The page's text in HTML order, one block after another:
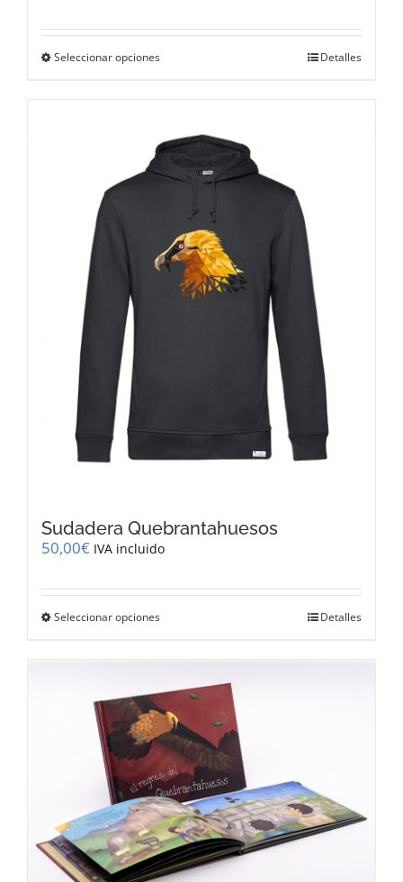
Seleccionar opciones
variantes.
Las
opciones
se
elegir
en
la
página
Detalles
Sudadera Quebrantahuesos
50,00€ IVA incluido
Seleccionar opciones
variantes.
Las
opciones
se
pueden
elegir
en
la
página
de
producto
Detalles